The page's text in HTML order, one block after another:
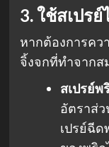
3. ใช้สเปรย์
หากต้องการคว
จิ้งจกที่ทำจากส
สเปรย์พ
อัตราส่
เปรย์ฉี